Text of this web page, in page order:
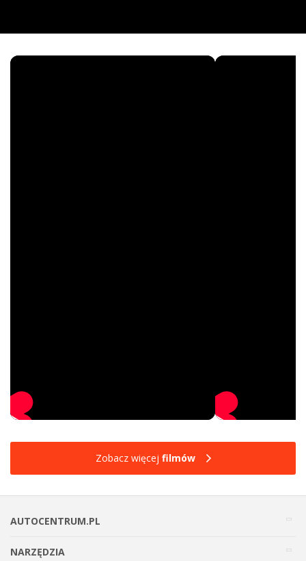
Zobacz więcej filmów
AUTOCENTRUM.PL
NARZĘDZIA